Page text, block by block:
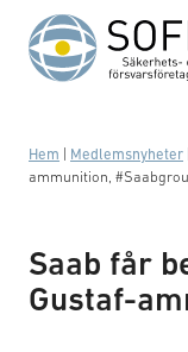
Hoppa till innehåll
Hem Medlemsnyheter
ammunition,
Saab får
Gustaf-